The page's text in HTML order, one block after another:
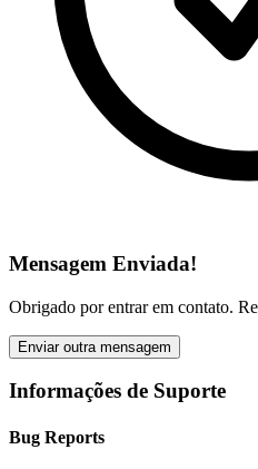
Mensagem Enviada!
Obrigado por entrar em contato.
Enviar outra mensagem
Informações de Suporte
Bug Reports